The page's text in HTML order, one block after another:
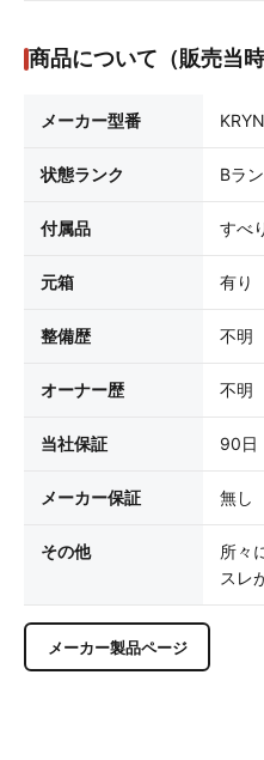
商品について（販売当時
メーカー型番
状態ランク Bラ
付属品 すべ
元箱 有り
整備歴 不明
オーナー歴 不明
当社保証 90日
メーカー保証 無し
その他
所々
スレ
メーカー製品ページ